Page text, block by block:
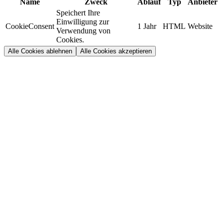
Name Zweck Ablauf Typ Anbieter
CookieConsent
Speichert Ihre
Einwilligung zur
Verwendung von
Cookies.
1 Jahr HTML Website
Alle Cookies ablehnen Alle Cookies akzeptieren